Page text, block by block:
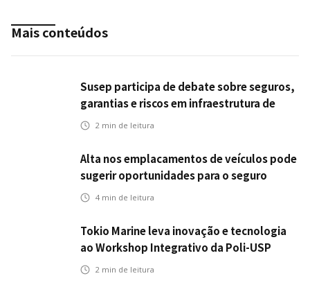
Mais conteúdos
Susep participa de debate sobre seguros,
garantias e riscos em infraestrutura de
transportes
2 min de leitura
Alta nos emplacamentos de veículos pode
sugerir oportunidades para o seguro
automotivo
4 min de leitura
Tokio Marine leva inovação e tecnologia
ao Workshop Integrativo da Poli-USP
2 min de leitura